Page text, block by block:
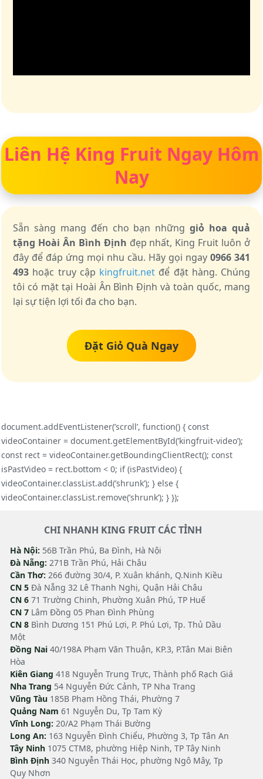
Liên Hệ King Fruit Ngay Hôm
Nay
Sẵn sàng mang đến cho bạn nhữnggiỏ hoa quả
tặng Hoài Ân Bình Định đẹp nhất, King Fruit luôn ở
đây để đáp ứng mọi nhu cầu. Hãy gọi ngay 0966 341
493 hoặc truy cập kingfruit.net để đặt hàng. Chúng
tôi có mặt tại Hoài Ân Bình Định và toàn quốc, mang
lại sự tiện lợi tối đa cho bạn.
Đặt Giỏ Quà Ngay
document.addEventListener(’scroll’, function() { const
videoContainer = document.getElementById(’kingfruit-video’);
const rect = videoContainer.getBoundingClientRect(); const
isPastVideo = rect.bottom < 0; if (isPastVideo) {
videoContainer.classList.add(’shrunk’); } else {
videoContainer.classList.remove(’shrunk’); } });
CHI NHANH KING FRUIT CÁC TỈNH
Hà Nội: 56B Trần Phú, Ba Đình, Hà Nội
Đà Nẵng: 271B Trần Phú, Hải Châu
Cần Thơ: 266 đường 30/4, P. Xuân khánh, Q.Ninh Kiều
CN 5 Đà Nẵng 32 Lê Thanh Nghị, Quận Hải Châu
CN 6 71 Trường Chinh, Phường Xuân Phú, TP Huế
CN 7 Lâm Đồng 05 Phan Đình Phùng
CN 8 Bình Dương 151 Phú Lợi, P. Phú Lợi, Tp. Thủ Dầu
Một
Đồng Nai 40/198A Phạm Văn Thuận, KP.3, P.Tân Mai Biên
Hòa
Kiên Giang 418 Nguyễn Trung Trực, Thành phố Rạch Giá
Nha Trang 54 Nguyễn Đức Cảnh, TP Nha Trang
Vũng Tàu 185B Phạm Hồng Thái, Phường 7
Quảng Nam 61 Nguyễn Du, Tp Tam Kỳ
Vĩnh Long: 20/A2 Phạm Thái Bường
Long An: 163 Nguyễn Đình Chiểu, Phường 3, Tp Tân An
Tây Ninh 1075 CTM8, phường Hiệp Ninh, TP Tây Ninh
Bình Định 340 Nguyễn Thái Học, phường Ngô Mây, Tp
Quy Nhơn